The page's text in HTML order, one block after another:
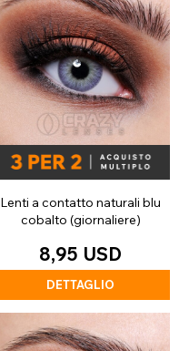
Lenti a contatto naturali blu
cobalto (giornaliere)
8,95 USD
DETTAGLIO